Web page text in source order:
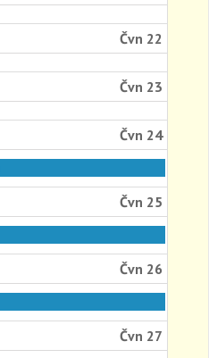
Čvn 22
Čvn 23
Čvn 24
Čvn 25
Čvn 26
Čvn 27